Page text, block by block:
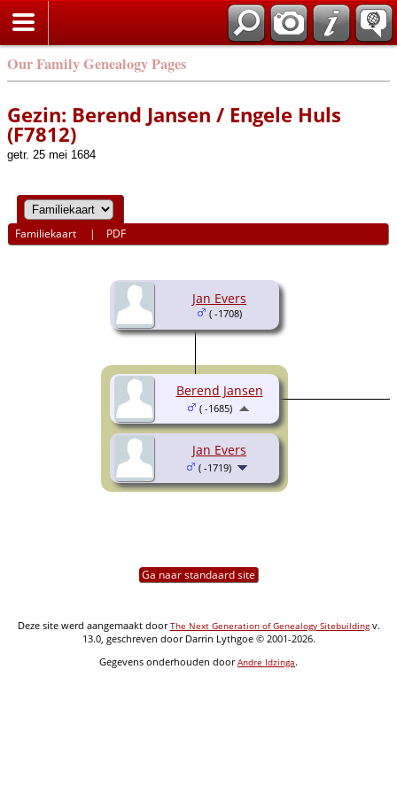
Our Family Genealogy Pages
Gezin: Berend Jansen / Engele Huls
(F7812)
getr. 25 mei 1684
Familiekaart | PDF
Jan Evers
( -1708)
Jan Evers
( -1719)
Berend Jansen
( -1685)
Ga naar standaard site
Deze site werd aangemaakt doorThe Next Generation of Genealogy Sitebuildingv.
13.0, geschreven door Darrin Lythgoe © 2001-2026.
Gegevens onderhouden doorAndre Idzinga.